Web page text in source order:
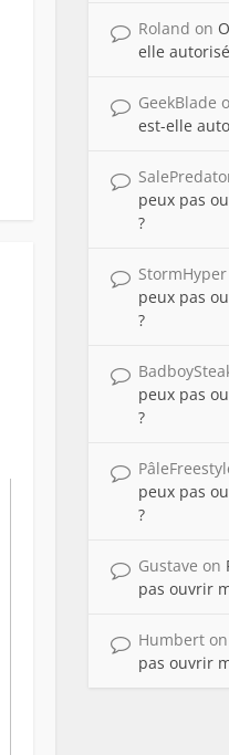
Roland on
elle
GeekBlade
est-elle
peux pas
?
StormHyper
peux pas
?
peux pas
?
peux pas
?
Gustave on
pas ouvrir
Humbert on
pas ouvrir